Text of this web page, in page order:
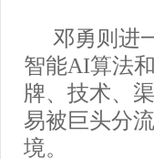
邓勇则进
智能AI算法
牌、技术、
易被巨头分
境。